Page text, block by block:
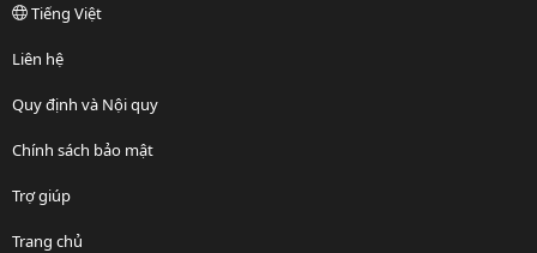
Tiếng Việt
Liên hệ
Quy định và Nội quy
Chính sách bảo mật
Trợ giúp
Trang chủ